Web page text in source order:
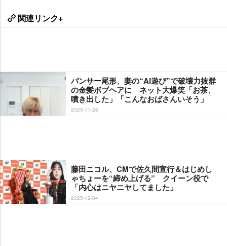
関連リンク+
パンサー尾形、妻の“AI遊び”で破壊力抜群
の金髪ボブヘアに ネット大爆笑「お茶、
噴き出した」「こんなおばさんいそう」
2025-11-26
藤田ニコル、CMで佐久間宣行＆はじめし
ゃちょーを“締め上げる” クイーン役で
「内心はニヤニヤしてました」
2025-12-04